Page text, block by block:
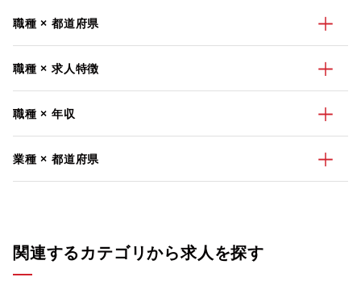
職種 × 都道府県
職種 × 求人特徴
職種 × 年収
業種 × 都道府県
関連するカテゴリから求人を探す